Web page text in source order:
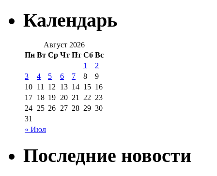
Календарь
Август 2026
Пн Вт Ср Чт Пт Сб Вс
« Июл
1
2
3
4 5 6 7 8
9
10 11 12 13 14 15 16
17 18 19 20 21 22 23
24 25 26 27 28 29 30
31
Последние новости